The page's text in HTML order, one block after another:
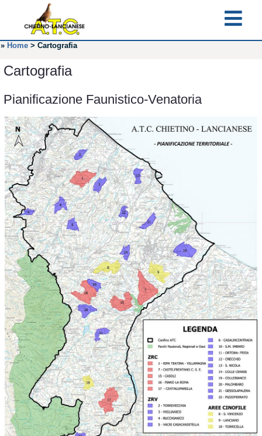
» Home > Cartografia
Cartografia
Pianificazione Faunistico-Venatoria